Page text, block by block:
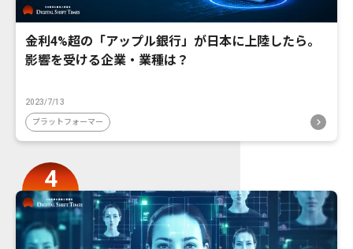
金利4%超の「アップル銀行」が日本に上陸したら。
影響を受ける企業・業種は？
2023/7/13
プラットフォーマー